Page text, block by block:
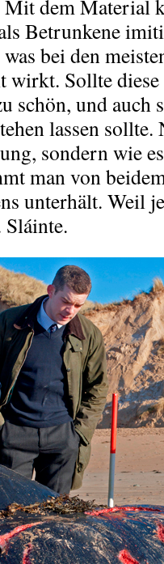
Mit dem Material
Betrunkene
bei den
wirkt. Sollte
schön, und auch
lassen sollte.
sondern wie
man von
unterhält. Weil